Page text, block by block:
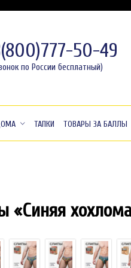
50-49
по России бесплатный)
ТАПКИ ТОВАРЫ ЗА БАЛЛЫ
«Синяя